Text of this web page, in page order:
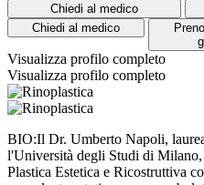
Chiedi al medico
Chiedi al medico
Visualizza profilo completo
Visualizza profilo completo
BIO:Il Dr. Umberto Napoli,
l'Università degli Studi di
Plastica Estetica e Ricostruttiva